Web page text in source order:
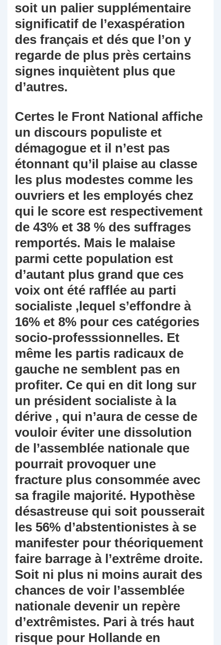
soit un palier supplémentaire
significatif de l’exaspération
des français et dés que l’on y
regarde de plus près certains
signes inquiètent plus que
d’autres.
Certes le Front National affiche
un discours populiste et
démagogue et il n’est pas
étonnant qu’il plaise au classe
les plus modestes comme les
ouvriers et les employés chez
qui le score est respectivement
de 43% et 38 % des suffrages
remportés. Mais le malaise
parmi cette population est
d’autant plus grand que ces
voix ont été rafflée au parti
socialiste ,lequel s’effondre à
16% et 8% pour ces catégories
socio-professsionnelles. Et
même les partis radicaux de
gauche ne semblent pas en
profiter. Ce qui en dit long sur
un président socialiste à la
dérive , qui n’aura de cesse de
vouloir éviter une dissolution
de l’assemblée nationale que
pourrait provoquer une
fracture plus consommée avec
sa fragile majorité. Hypothèse
désastreuse qui soit pousserait
les 56% d’abstentionistes à se
manifester pour théoriquement
faire barrage à l’extrême droite.
Soit ni plus ni moins aurait des
chances de voir l’assemblée
nationale devenir un repère
d’extrêmistes. Pari à trés haut
risque pour Hollande en